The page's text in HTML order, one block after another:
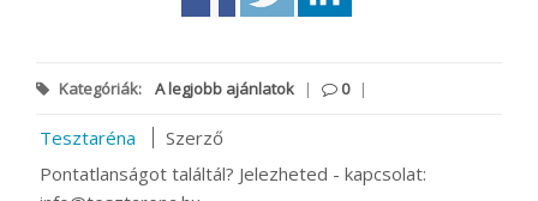
Kategóriák: A legjobb ajánlatok | 0 |
Tesztaréna
Szerző
Pontatlanságot találtál? Jelezheted - kapcsolat: